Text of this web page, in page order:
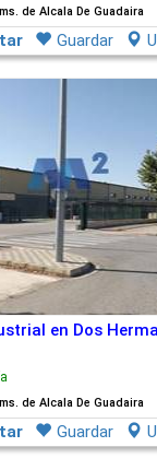
de Alcala De Guadaira
Guardar
en Dos
de Alcala De Guadaira
Guardar